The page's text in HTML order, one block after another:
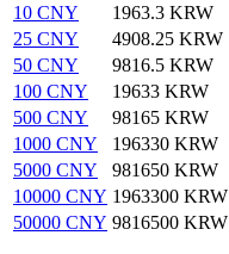
10 CNY
1963.3 KRW
25 CNY
4908.25 KRW
50 CNY
9816.5 KRW
100 CNY
19633 KRW
500 CNY
98165 KRW
1000 CNY
196330 KRW
5000 CNY
981650 KRW
10000 CNY 1963300 KRW
50000 CNY 9816500 KRW